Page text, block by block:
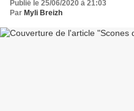
Publié le 25/06/2020 à 21:03
Par Myli Breizh